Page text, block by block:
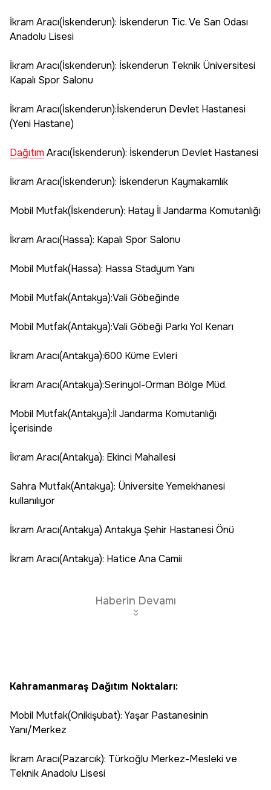
İkram Aracı(İskenderun): İskenderun Tic. Ve San Odası
Anadolu Lisesi
İkram Aracı(İskenderun): İskenderun Teknik Üniversitesi
Kapalı Spor Salonu
İkram Aracı(İskenderun):İskenderun Devlet Hastanesi
(Yeni Hastane)
Dağıtım Aracı(İskenderun): İskenderun Devlet Hastanesi
İkram Aracı(İskenderun): İskenderun Kaymakamlık
Mobil Mutfak(İskenderun): Hatay İl Jandarma Komutanlığı
İkram Aracı(Hassa): Kapalı Spor Salonu
Mobil Mutfak(Hassa): Hassa Stadyum Yanı
Mobil Mutfak(Antakya):Vali Göbeğinde
Mobil Mutfak(Antakya):Vali Göbeği Parkı Yol Kenarı
İkram Aracı(Antakya):600 Küme Evleri
İkram Aracı(Antakya):Serinyol-Orman Bölge Müd.
Mobil Mutfak(Antakya):İl Jandarma Komutanlığı
İçerisinde
İkram Aracı(Antakya): Ekinci Mahallesi
Sahra Mutfak(Antakya): Üniversite Yemekhanesi
kullanılıyor
İkram Aracı(Antakya) Antakya Şehir Hastanesi Önü
İkram Aracı(Antakya): Hatice Ana Camii
Haberin Devamı
Kahramanmaraş Dağıtım Noktaları:
Mobil Mutfak(Onikişubat): Yaşar Pastanesinin
Yanı/Merkez
İkram Aracı(Pazarcık): Türkoğlu Merkez-Mesleki ve
Teknik Anadolu Lisesi